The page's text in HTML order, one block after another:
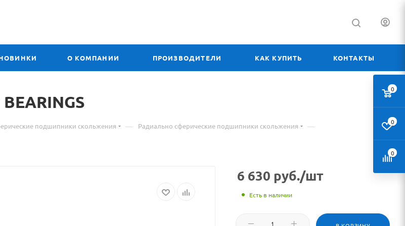
О КОМПАНИИ ПРОИЗВОДИТЕЛИ КАК КУПИТЬ КОНТАКТЫ
подшипники скольжения — Радиально сферические подшипники скольжения —
6 630 руб./шт
Есть в наличии
0
0
0